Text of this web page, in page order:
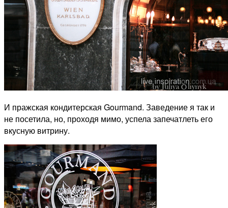
И пражская кондитерская Gourmand. Заведение я так и
не посетила, но, проходя мимо, успела запечатлеть его
вкусную витрину.